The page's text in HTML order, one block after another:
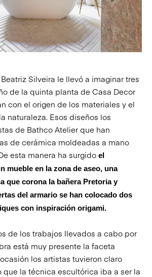
Silveira le llevó a imaginar tres
de la quinta planta de Casa Decor
con el origen de los materiales y el
naturaleza. Esos diseños los
de Bathco Atelier que han
de cerámica moldeadas a mano
esta manera ha surgido el
mueble en la zona de aseo, una
que corona la bañera Pretoria y
del armario se han colocado dos
con inspiración origami.
de los trabajos llevados a cabo por
está muy presente la faceta
los artistas tuvieron claro
la técnica escultórica iba a ser la